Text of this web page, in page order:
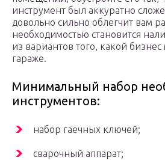
инструмент был аккуратно
довольно сильно облегчит вам
необходимостью становится
из вариантов того, какой
гараже.
Минимальный набор
инструментов:
набор гаечных ключей;
сварочный аппарат;